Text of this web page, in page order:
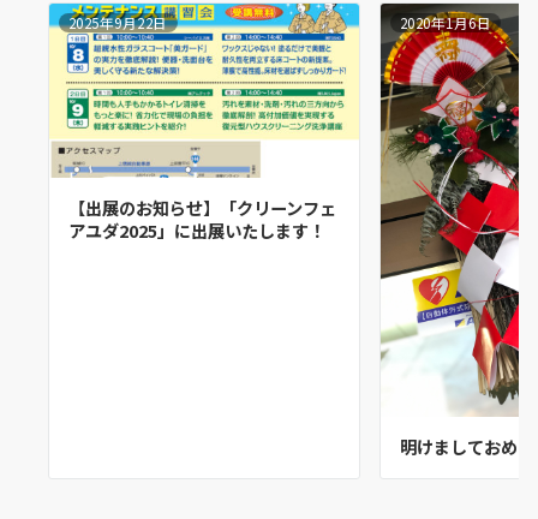
2025年9月22日
【出展のお知らせ】「クリーンフェ
アユダ2025」に出展いたします！
2020年1月6日
明けましておめ